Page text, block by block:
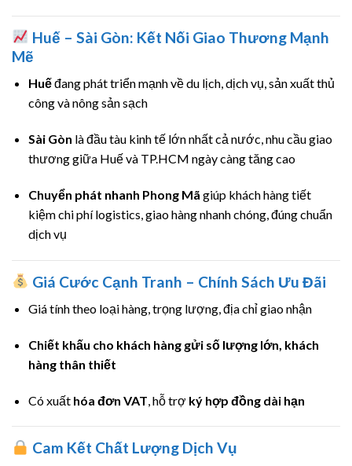
Huế – Sài Gòn: Kết Nối Giao Thương Mạnh
Mẽ
Huếđang phát triển mạnh về du lịch, dịch vụ, sản xuất thủ
công và nông sản sạch
Sài Gòn là đầu tàu kinh tế lớn nhất cả nước, nhu cầu giao
thương giữa Huế và TP.HCM ngày càng tăng cao
Chuyển phát nhanh Phong Mã giúp khách hàng tiết
kiệm chi phí logistics, giao hàng nhanh chóng, đúng chuẩn
dịch vụ
Giá Cước Cạnh Tranh – Chính Sách Ưu Đãi
Giá tính theo loại hàng, trọng lượng, địa chỉ giao nhận
Chiết khấu cho khách hàng gửi số lượng lớn, khách
hàng thân thiết
Có xuất hóa đơn VAT , hỗ trợ ký hợp đồng dài hạn
Cam Kết Chất Lượng Dịch Vụ